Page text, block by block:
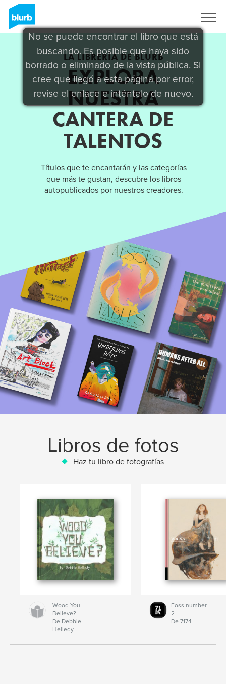
No se puede encontrar el libro que está
buscando. Es posible que haya sido
borrado o eliminado de la vista pública. Si
cree que llegó a esta página por error,
revise el enlace e inténtelo de nuevo.
LA LIBRERÍA DE BLURB
EXPLORA
NUESTRA
CANTERA DE
TALENTOS
Títulos que te encantarán y las categorías
que más te gustan, descubre los libros
autopublicados por nuestros creadores.
Libros de fotos
Haz tu libro de fotografías
Wood You
Believe?
De Debbie
Helledy
Foss number
2
De 7174